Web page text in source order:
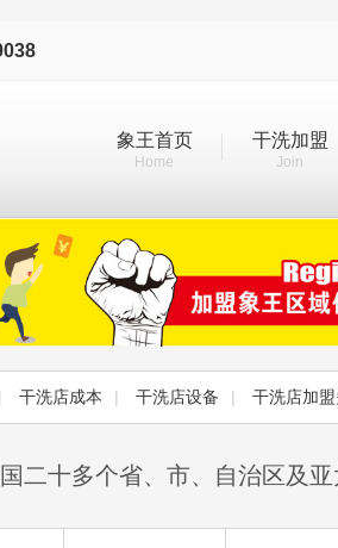
象王首页
Home
干洗加盟
Join
干洗店成本 | 干洗店设备 | 干洗店加
二十多个省、市、自治区及